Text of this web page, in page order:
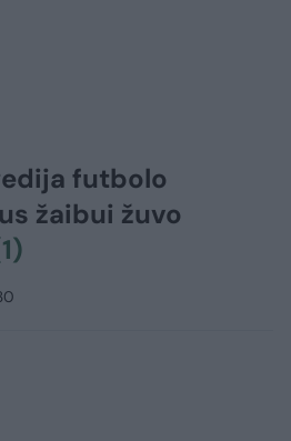
futbolo
žaibui žuvo